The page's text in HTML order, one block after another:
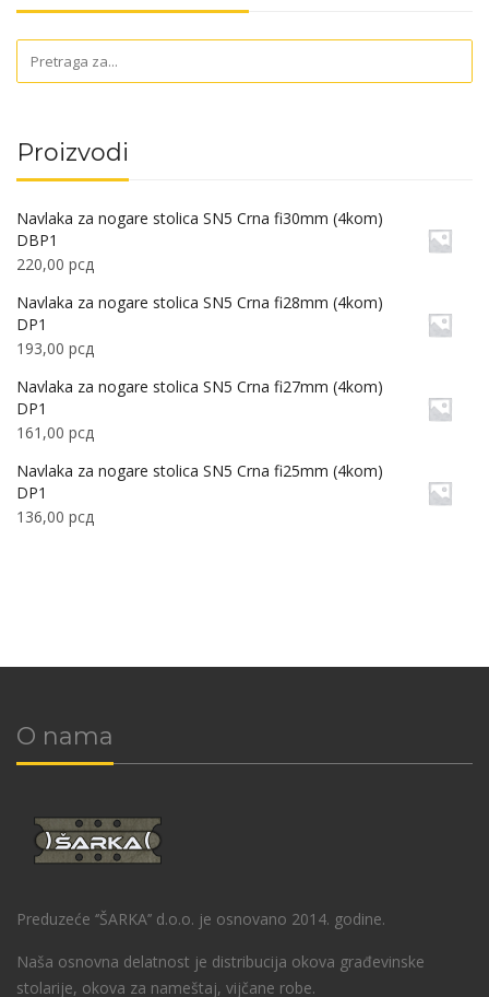
Proizvodi
Navlaka za nogare stolica SN5 Crna fi30mm (4kom)
DBP1
220,00 рсд
Navlaka za nogare stolica SN5 Crna fi28mm (4kom)
DP1
193,00 рсд
Navlaka za nogare stolica SN5 Crna fi27mm (4kom)
DP1
161,00 рсд
Navlaka za nogare stolica SN5 Crna fi25mm (4kom)
DP1
136,00 рсд
O nama
Preduzeće ‘’ŠARKA’’ d.o.o. je osnovano 2014. godine.
Naša osnovna delatnost je distribucija okova građevinske
stolarije, okova za nameštaj, vijčane robe.